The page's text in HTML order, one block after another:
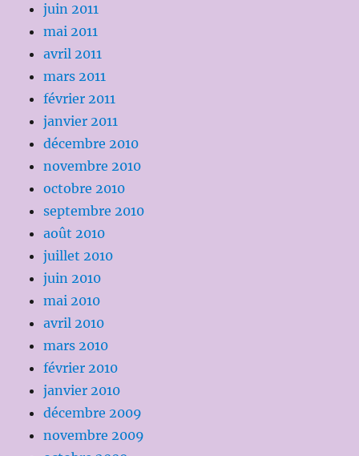
juin 2011
mai 2011
avril 2011
mars 2011
février 2011
janvier 2011
décembre 2010
novembre 2010
octobre 2010
septembre 2010
août 2010
juillet 2010
juin 2010
mai 2010
avril 2010
mars 2010
février 2010
janvier 2010
décembre 2009
novembre 2009